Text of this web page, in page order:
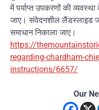
में पर्याप्त उपकरणों की
जाए। संवेदनशील लैंडस्लाइड
समाधान निकाला जाए।
https://
regarding-chardham-
instructions/6657/
Our